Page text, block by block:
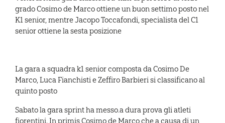
grado Cosimo de Marco ottiene un buon settimo posto nel
K1 senior, mentre Jacopo Toccafondi, specialista del C1
senior ottiene la sesta posizione
La gara a squadra k1 senior composta da Cosimo De
Marco, Luca Fianchisti e Zeffiro Barbieri si classificano al
quinto posto
Sabato la gara sprint ha messo.a dura prova gli atleti
fiorentini. In primis Cosimo de Marco che a causa di un